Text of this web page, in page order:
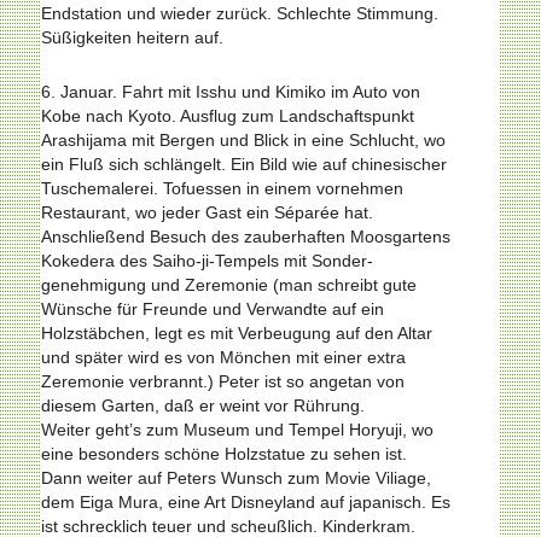
Endstation und wieder zurück. Schlechte Stimmung.
Süßigkeiten heitern auf.
6. Januar. Fahrt mit Isshu und Kimiko im Auto von
Kobe nach Kyoto. Ausflug zum Landschaftspunkt
Arashijama mit Bergen und Blick in eine Schlucht, wo
ein Fluß sich schlängelt. Ein Bild wie auf chinesischer
Tuschemalerei. Tofuessen in einem vornehmen
Restaurant, wo jeder Gast ein Séparée hat.
Anschließend Besuch des zauberhaften Moosgartens
Kokedera des Saiho-ji-Tempels mit Sonder­
genehmigung und Zeremonie (man schreibt gute
Wünsche für Freunde und Verwandte auf ein
Holzstäbchen, legt es mit Verbeugung auf den Altar
und später wird es von Mönchen mit einer extra
Zeremonie verbrannt.) Peter ist so angetan von
diesem Garten, daß er weint vor Rührung.
Weiter geht’s zum Museum und Tempel Horyuji, wo
eine besonders schöne Holzstatue zu sehen ist.
Dann weiter auf Peters Wunsch zum Movie Viliage,
dem Eiga Mura, eine Art Disneyland auf japanisch. Es
ist schrecklich teuer und scheußlich. Kinderkram.